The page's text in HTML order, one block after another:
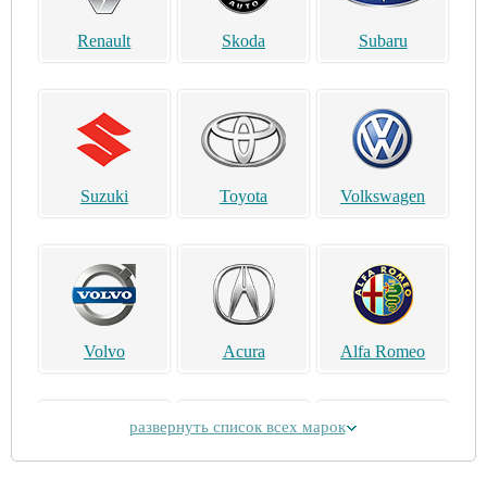
Renault Skoda Subaru
Suzuki Toyota Volkswagen
Volvo Acura Alfa Romeo
развернуть список всех марок